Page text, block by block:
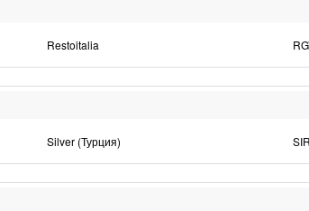
Restoitalia
Silver (Турция)